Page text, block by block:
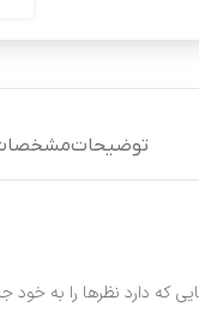
توضیحات
که دارد نظرها را به خود